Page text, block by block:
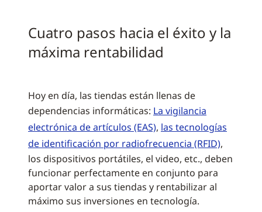
Cuatro pasos hacia el éxito y la
máxima rentabilidad
Hoy en día, las tiendas están llenas de
dependencias informáticas: La vigilancia
electrónica de artículos (EAS), las tecnologías
de identificación por radiofrecuencia (RFID),
los dispositivos portátiles, el video, etc., deben
funcionar perfectamente en conjunto para
aportar valor a sus tiendas y rentabilizar al
máximo sus inversiones en tecnología.